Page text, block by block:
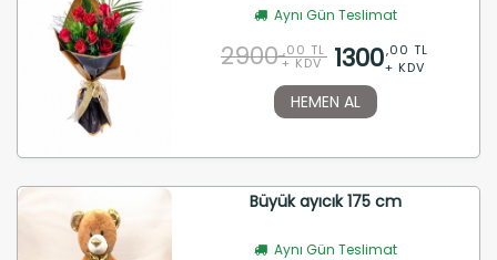
Aynı Gün Teslimat
2900 ,00 TL
+ KDV 1300,00 TL
+ KDV
HEMEN AL
Büyük ayıcık 175 cm
Aynı Gün Teslimat